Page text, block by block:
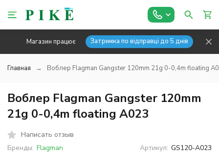
Магазин працює Затримка по відправці до 5 днів
Главная Воблер Flagman Gangster 120mm 21g 0-0,4m floating
Воблер Flagman Gangster 120mm
21g 0-0,4m floating A023
Написать отзыв
Бренды: Flagman Артикул: GS120-A023